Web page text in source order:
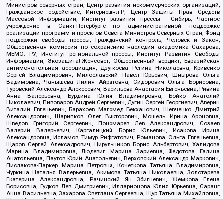
Министров северных стран, Центр развития некоммерческих организаций,
Гражданское содействие, Интернешнл-Р, Центр Защиты Прав Средств
Массовой Информации, Институт развития прессы - Сибирь, Частное
учреждение в Санкт-Петербурге по административной поддержке
реализации программ и проектов Совета Министров Северных Стран, Фонд
поддержки свободы прессы, Гражданский контроль, Человек и Закон,
Общественная комиссия по сохранению наследия академика Сахарова,
МЕМО. РУ, Институт региональной прессы, Институт Развития Свободы
Информации, Экозащита!-Женсовет, Общественный вердикт, Евразийская
антимонопольная ассоциация, Дзугкоева Регина Николаевна, Кривенко
Сергей Владимирович, Милославский Павел Юрьевич, Шнырова Ольга
Вадимовна, Чанышева Лилия Айратовна, Сидорович Ольга Борисовна,
Туровский Александр Алексеевич, Васильева Анастасия Евгеньевна, Ривина
Анна Валерьевна, Бурдина Юлия Владимировна, Бойко Анатолий
Николаевич, Пивоваров Андрей Сергеевич, Дугин Сергей Георгиевич, Аверин
Виталий Евгеньевич, Барахоев Магомед Бекханович, Шевченко Дмитрий
Александрович, Шарипков Олег Викторович, Мошель Ирина Ароновна,
Шведов Григорий Сергеевич, Пономарев Лев Александрович, Созаев
Валерий Валерьевич, Каргалицкий Борис Юльевич, Исакова Ирина
Александровна, Исламов Тимур Рифгатович, Романова Ольга Евгеньевна,
Щаров Сергей Алексадрович, Цирульников Борис Альбертович, Халидова
Марина Владимировна, Людевиг Марина Зариевна, Федотова Галина
Анатольевна, Паутов Юрий Анатольевич, Верховский Александр Маркович,
Пислакова-Паркер Марина Петровна, Кочеткова Татьяна Владимировна,
Чуркина Наталья Валерьевна, Акимова Татьяна Николаевна, Золотарева
Екатерина Александровна, Рачинский Ян Збигневич, Жемкова Елена
Борисовна, Гудков Лев Дмитриевич, Илларионова Юлия Юрьевна, Саранг
Анна Васильевна, Захарова Светлана Сергеевна, Щур Татьяна Михайловна,